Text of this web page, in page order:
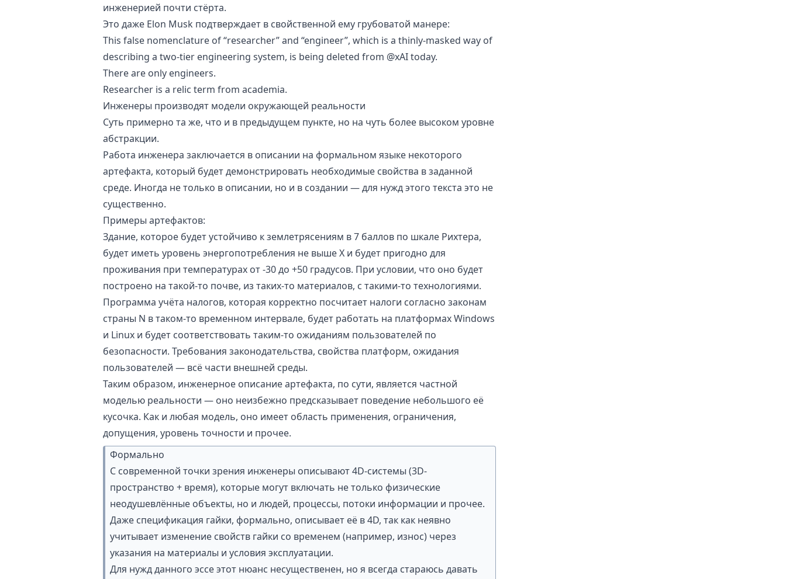
инженерией почти стёрта.
Это даже Elon Musk подтверждает в свойственной ему грубоватой манере:
This false nomenclature of “researcher” and “engineer”, which is a thinly-masked way of
describing a two-tier engineering system, is being deleted from @xAI today.
There are only engineers.
Researcher is a relic term from academia.
Инженеры производят модели окружающей реальности
Суть примерно та же, что и в предыдущем пункте, но на чуть более высоком уровне
абстракции.
Работа инженера заключается в описании на формальном языке некоторого
артефакта, который будет демонстрировать необходимые свойства в заданной
среде. Иногда не только в описании, но и в создании — для нужд этого текста это не
существенно.
Примеры артефактов:
Здание, которое будет устойчиво к землетрясениям в 7 баллов по шкале Рихтера,
будет иметь уровень энергопотребления не выше X и будет пригодно для
проживания при температурах от -30 до +50 градусов. При условии, что оно будет
построено на такой-то почве, из таких-то материалов, с такими-то технологиями.
Программа учёта налогов, которая корректно посчитает налоги согласно законам
страны N в таком-то временном интервале, будет работать на платформах Windows
и Linux и будет соответствовать таким-то ожиданиям пользователей по
безопасности. Требования законодательства, свойства платформ, ожидания
пользователей — всё части внешней среды.
Таким образом, инженерное описание артефакта, по сути, является частной
моделью реальности — оно неизбежно предсказывает поведение небольшого её
кусочка. Как и любая модель, оно имеет область применения, ограничения,
допущения, уровень точности и прочее.
Формально
С современной точки зрения инженеры описывают 4D-системы (3D-
пространство + время), которые могут включать не только физические
неодушевлённые объекты, но и людей, процессы, потоки информации и прочее.
Даже спецификация гайки, формально, описывает её в 4D, так как неявно
учитывает изменение свойств гайки со временем (например, износ) через
указания на материалы и условия эксплуатации.
Для нужд данного эссе этот нюанс несущественен, но я всегда стараюсь давать